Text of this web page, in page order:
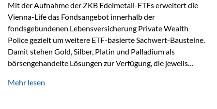
Mit der Aufnahme der ZKB Edelmetall-ETFs erweitert die
Vienna-Life das Fondsangebot innerhalb der
fondsgebundenen Lebensversicherung Private Wealth
Police gezielt um weitere ETF-basierte Sachwert-Bausteine.
Damit stehen Gold, Silber, Platin und Palladium als
börsengehandelte Lösungen zur Verfügung, die jeweils
dabei nicht auf einzelnen Marktmeinungen, sondern auf
Mehr lesen